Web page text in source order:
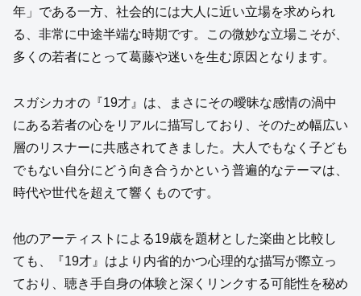
年」である一方、社会的には大人に近い立場を求められ
る、非常に中途半端な時期です。この微妙な立場こそが、
多くの若者にとって葛藤や迷いを生む原因となります。
スガシカオの『19才』は、まさにその曖昧な感情の渦中
にある若者の心をリアルに描写しており、そのため幅広い
層のリスナーに共感されてきました。大人でもなく子ども
でもない自分にどう向き合うかという普遍的なテーマは、
時代や世代を超えて響くものです。
他のアーティストによる19歳を題材とした楽曲と比較し
ても、『19才』はより内省的かつ心理的な描写が際立っ
ており、聴き手自身の体験と深くリンクする可能性を秘め